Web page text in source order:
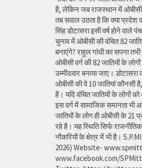
है, लेकिन जब राजस्थान में ओबीसी
तब सवाल उठता है कि क्या प्रदेश
सिंह डोटासरा इसी वर्ष होने वाले
चुनाव में ओबीसी की वंचित 82
बनाएंगे? राहुल गांधी का सपना
ओबीसी वर्ग की 82 जातियों के
उम्मीदवार बनाया जाए।
ओबीसी की वे 10 जातियां कौनसी
है। यदि वंचित जातियों के लोगों को
इस वर्ग में सामाजिक समानता भी
जातियों के लोग ही ओबीसी के 21
रहे है। यह स्थिति सिर्फ
नौकरियों के क्षेत्र में भी है।
2026) Website-
www.facebook.com/